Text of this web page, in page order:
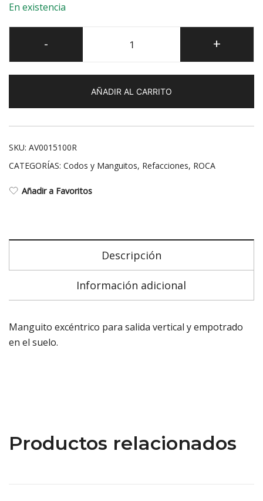
En existencia
-
excéntrico
+
AÑADIR AL CARRITO
SKU: AV0015100R
CATEGORÍAS: Codos y Manguitos, Refacciones, ROCA
Añadir a Favoritos
Descripción
Información adicional
Manguito excéntrico para salida vertical y empotrado
en el suelo.
Productos relacionados